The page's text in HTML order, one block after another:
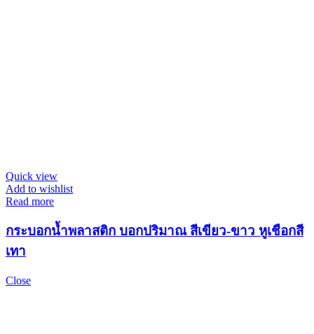
Quick view
Add to wishlist
Read more
กระบอกน้ำพลาสติก บอกปริมาณ สีเขียว-ขาว หูเชือกสี
เทา
Close